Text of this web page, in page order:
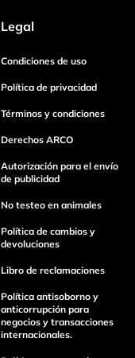
Legal
Condiciones de uso
Política de privacidad
Términos y condiciones
Derechos ARCO
Autorización para el envío
de publicidad
No testeo en animales
Política de cambios y
devoluciones
Libro de reclamaciones
Política antisoborno y
anticorrupción para
negocios y transacciones
internacionales.